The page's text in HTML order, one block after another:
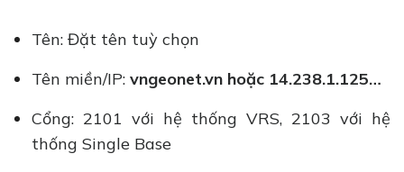
Tên: Đặt tên tuỳ chọn
Tên miền/IP: vngeonet.vn hoặc 14.238.1.125…
Cổng: 2101 với hệ thống VRS, 2103 với hệ
thống Single Base